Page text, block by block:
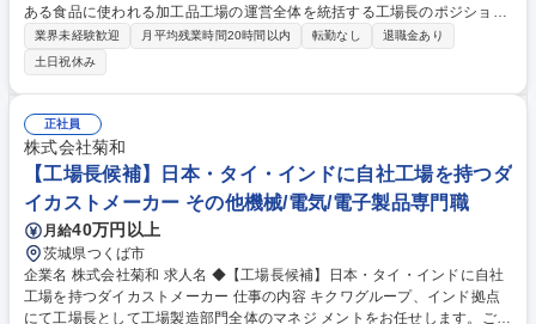
ある食品に使われる加工品工場の運営全体を統括する工場長のポジション
です。■役員と連携した事業戦略の立案から現場の管理監督まで、工場運
営の全責任者としてご活躍いただきます！ 【具体的には】 ■人材育成シス
テムの確立と組織づくり ■役員と連携した事業計画の策定・実行 ■工場全
体の生産性向上・品質管理体制の構築 ■製造工程の標準化・効率化の推進
■品質基準の維持・向上 ■認証の維持・運用 ■業務改善・効率化 ■製造現場
での実作業 募集職種 【兵庫/淡路島】【工場長候補】大手食品メーカーと
取引◎安定業績！移住支援◎
業界未経験歓迎 月平均残業時間20時間以内 転勤なし
退職金あり
土日祝休み
正社員
株式会社菊和
【工場長候補】日本・タイ・インドに自社工場を持つダ
イカストメーカー その他機械/電気/電子製品専門職
月給40万円以上
茨城県つくば市
企業名 株式会社菊和 求人名 ◆【工場長候補】日本・タイ・インドに自社
工場を持つダイカストメーカー 仕事の内容 キクワグループ、インド拠点
にて工場長として工場製造部門全体のマネジ メントをお任せします。ご入